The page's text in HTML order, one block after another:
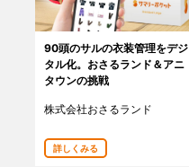
ご利用者の声
90頭のサルの衣装管理をデジ
タル化。おさるランド＆アニ
タウンの挑戦
株式会社おさるランド
詳しくみる